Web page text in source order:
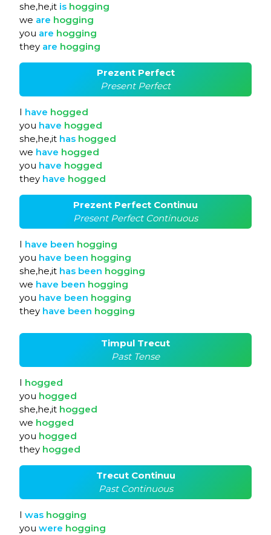
she,he,it is hogging
we are hogging
you are hogging
they are hogging
Prezent Perfect
Present Perfect
I have hogged
you have hogged
she,he,it has hogged
we have hogged
you have hogged
they have hogged
Prezent Perfect Continuu
Present Perfect Continuous
I have been hogging
you have been hogging
she,he,it has been hogging
we have been hogging
you have been hogging
they have been hogging
Timpul Trecut
Past Tense
I hogged
you hogged
she,he,it hogged
we hogged
you hogged
they hogged
Trecut Continuu
Past Continuous
I was hogging
you were hogging